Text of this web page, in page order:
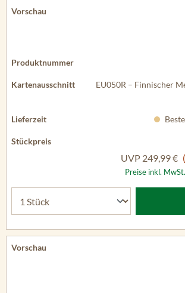
EU050R – Finnischer
UVP 249,99 €
Preise inkl.